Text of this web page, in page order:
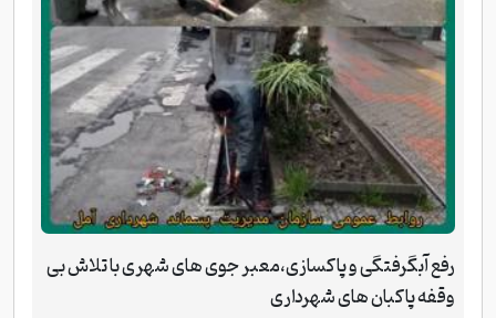
رفع آبگرفتگی و پاکسازی،معبر جوی های شهری با تلاش بی
وقفه پاکبان های شهرداری